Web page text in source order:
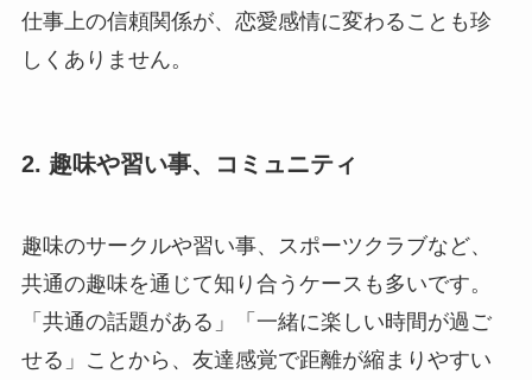
仕事上の信頼関係が、恋愛感情に変わることも珍
しくありません。
2. 趣味や習い事、コミュニティ
趣味のサークルや習い事、スポーツクラブなど、
共通の趣味を通じて知り合うケースも多いです。
「共通の話題がある」「一緒に楽しい時間が過ご
せる」ことから、友達感覚で距離が縮まりやすい